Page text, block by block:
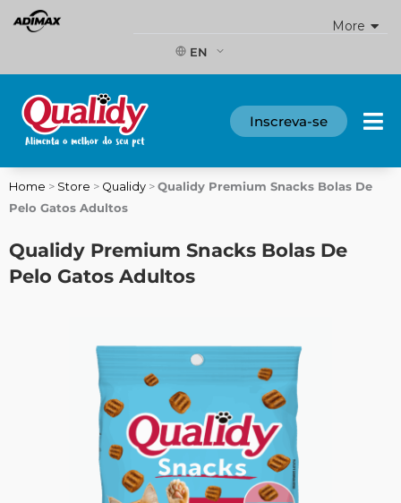
More
EN
Inscreva-se
Home > Store > Qualidy > Qualidy Premium Snacks Bolas De
Pelo Gatos Adultos
Qualidy Premium Snacks Bolas De
Pelo Gatos Adultos